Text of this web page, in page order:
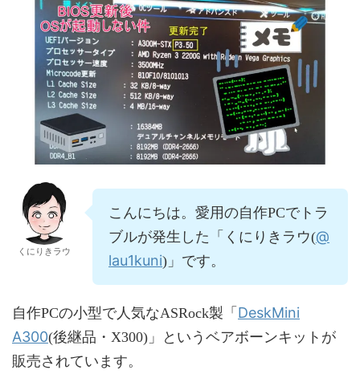
くにりきラウ
こんにちは。愛用の自作PCでトラ
ブルが発生した「くにりきラウ(@
lau1kuni)」です。
自作PCの小型で人気なASRock製「 DeskMini
A300(後継品・X300)」というベアボーンキットが
販売されています。